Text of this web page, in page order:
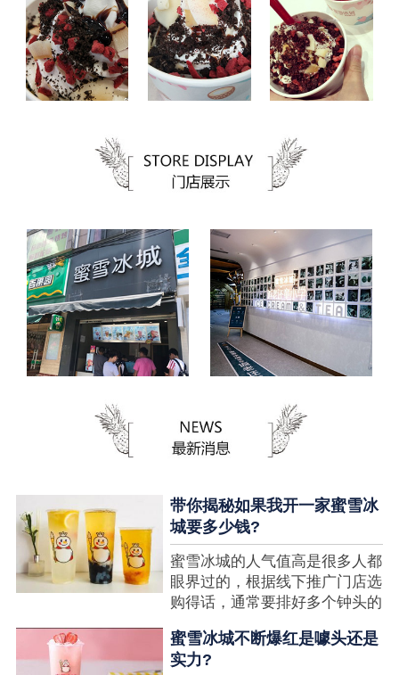
带你揭秘如果我开一家蜜雪冰
城要多少钱?
蜜雪冰城的人气值高是很多人都
眼界过的，根据线下推广门店选
购得话，通常要排好多个钟头的
想要排长队，为的便是那一杯令
人挂念的蜜雪冰城。顾客喜爱的
蜜雪冰城不断爆红是噱头还是
实力?